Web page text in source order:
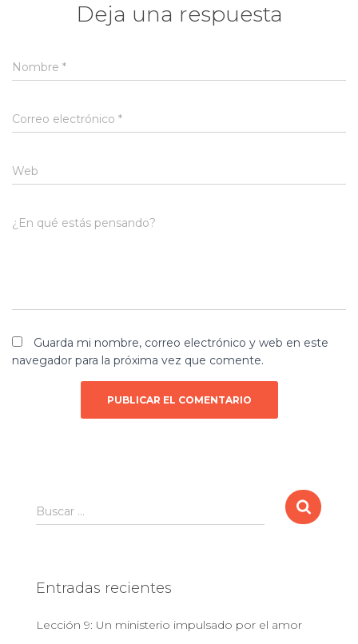
Deja una respuesta
Nombre *
Correo electrónico *
Web
¿En qué estás pensando?
Guarda mi nombre, correo electrónico y web en este
navegador para la próxima vez que comente.
B
u
r
Buscar …
Entradas recientes
Lección 9: Un ministerio impulsado por el amor